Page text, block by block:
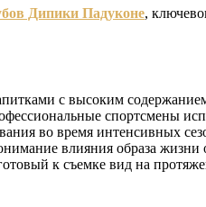
Дипики Падуконе,
с высоким
спортсмены
во время интенсивных
влияния образа
к съемке вид на